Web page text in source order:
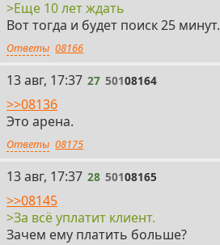
>Еще 10 лет ждать
Вот тогда и будет поиск 25 минут.
Ответы 08166
27
13 авг, 17:37 27 50108164
>>08136
Это арена.
Ответы 08175
28
13 авг, 17:37 28 50108165
>>08145
>За всё уплатит клиент.
Зачем ему платить больше?